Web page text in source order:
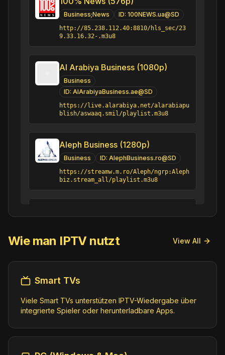
Business;News ID: 100NEWS.ua@SD
http://85.238.112.40:8810/hls_sec/23
9.33.16.32-.m3u8
Al Arabiya Business (1080p)
Business
ID: AlArabiyaBusiness.ae@SD
https://live.alarabiya.net/alarabiapu
blish/aswaaq.smil/playlist.m3u8
Aleph Business (1280p)
Business ID: AlephBusiness.ro@SD
https://streamw.m.ro/Aleph/ngrp:Aleph
biz.stream_all/playlist.m3u8
https://tdameritrade-vizio.amagi.tv/p
laylist.m3u8
apart TV (1080p)
ID: apartTV.lu@SD
https://2-fss-2.streamhoster.com/pl_1
Wie man IPTV nutzt View All
Smart TVs
Viele Smart TVs unterstützen IPTV-Wiedergabe über
integrierte Spieler oder herunterladbare Apps.